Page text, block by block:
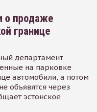
о продаже
границе
департамент
на парковке
автомобили, а потом
объявятся через
эстонское